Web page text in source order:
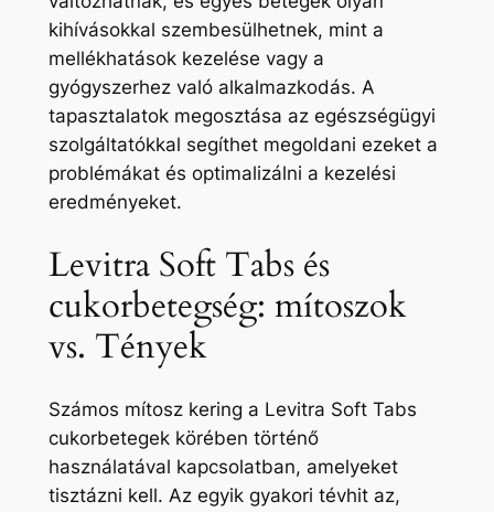
kihívásokkal szembesülhetnek, mint a
mellékhatások kezelése vagy a
gyógyszerhez való alkalmazkodás. A
tapasztalatok megosztása az egészségügyi
szolgáltatókkal segíthet megoldani ezeket a
problémákat és optimalizálni a kezelési
eredményeket.
Levitra Soft Tabs és
cukorbetegség: mítoszok
vs. Tények
Számos mítosz kering a Levitra Soft Tabs
cukorbetegek körében történő
használatával kapcsolatban, amelyeket
tisztázni kell. Az egyik gyakori tévhit az,